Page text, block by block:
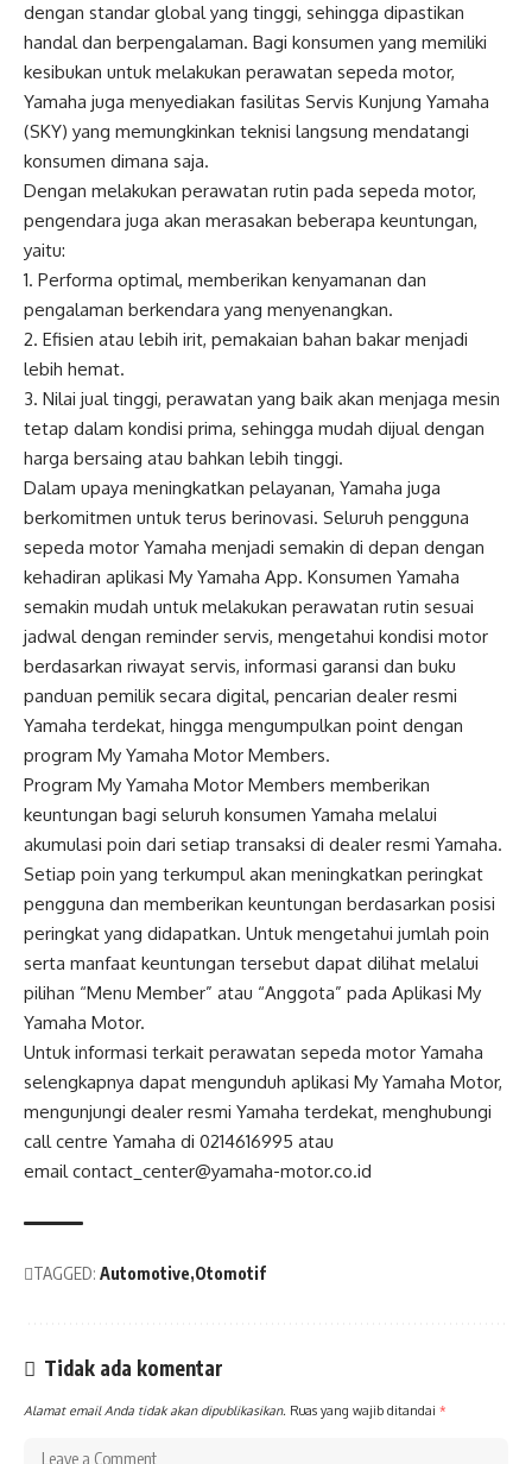
dengan standar global yang tinggi, sehingga dipastikan
handal dan berpengalaman. Bagi konsumen yang memiliki
kesibukan untuk melakukan perawatan sepeda motor,
Yamaha juga menyediakan fasilitas Servis Kunjung Yamaha
(SKY) yang memungkinkan teknisi langsung mendatangi
konsumen dimana saja.
Dengan melakukan perawatan rutin pada sepeda motor,
pengendara juga akan merasakan beberapa keuntungan,
yaitu:
1. Performa optimal, memberikan kenyamanan dan
pengalaman berkendara yang menyenangkan.
2. Efisien atau lebih irit, pemakaian bahan bakar menjadi
lebih hemat.
3. Nilai jual tinggi, perawatan yang baik akan menjaga mesin
tetap dalam kondisi prima, sehingga mudah dijual dengan
harga bersaing atau bahkan lebih tinggi.
Dalam upaya meningkatkan pelayanan, Yamaha juga
berkomitmen untuk terus berinovasi. Seluruh pengguna
sepeda motor Yamaha menjadi semakin di depan dengan
kehadiran aplikasi My Yamaha App. Konsumen Yamaha
semakin mudah untuk melakukan perawatan rutin sesuai
jadwal dengan reminder servis, mengetahui kondisi motor
berdasarkan riwayat servis, informasi garansi dan buku
panduan pemilik secara digital, pencarian dealer resmi
Yamaha terdekat, hingga mengumpulkan point dengan
program My Yamaha Motor Members.
Program My Yamaha Motor Members memberikan
keuntungan bagi seluruh konsumen Yamaha melalui
akumulasi poin dari setiap transaksi di dealer resmi Yamaha.
Setiap poin yang terkumpul akan meningkatkan peringkat
pengguna dan memberikan keuntungan berdasarkan posisi
peringkat yang didapatkan. Untuk mengetahui jumlah poin
serta manfaat keuntungan tersebut dapat dilihat melalui
pilihan “Menu Member” atau “Anggota” pada Aplikasi My
Yamaha Motor.
Untuk informasi terkait perawatan sepeda motor Yamaha
selengkapnya dapat mengunduh aplikasi My Yamaha Motor,
mengunjungi dealer resmi Yamaha terdekat, menghubungi
call centre Yamaha di 0214616995 atau
emailcontact_center@yamaha-motor.co.id
TAGGED: Automotive Otomotif
Tidak ada komentar
Alamat email Anda tidak akan dipublikasikan. Ruas yang wajib ditandai *